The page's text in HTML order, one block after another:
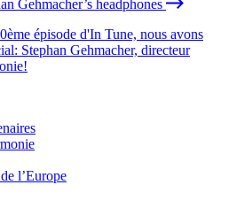
Gehmacher’s headphones
épisode d'In Tune, nous avons
Stephan Gehmacher, directeur
l’Europe